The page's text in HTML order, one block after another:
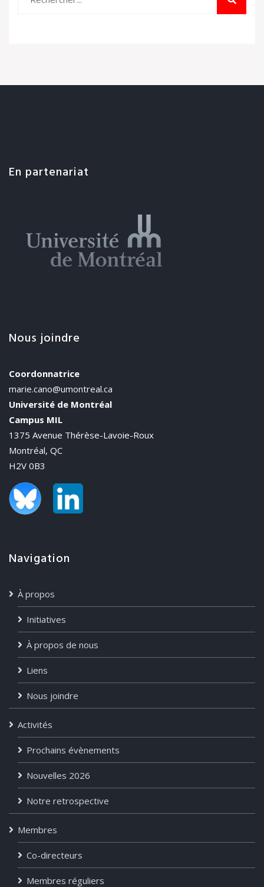
En partenariat
Nous joindre
Coordonnatrice
marie.cano@umontreal.ca
Université de Montréal
Campus MIL
1375 Avenue Thérèse-Lavoie-Roux
Montréal, QC
H2V 0B3
Navigation
À propos
Initiatives
À propos de nous
Liens
Nous joindre
Activités
Prochains évènements
Nouvelles 2026
Notre retrospective
Membres
Co-directeurs
Membres réguliers